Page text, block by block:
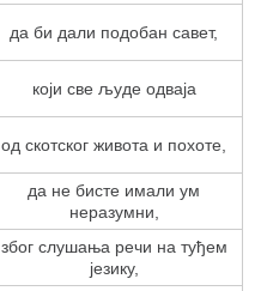
да би дали подобан савет,
који све људе одваја
од скотског живота и похоте,
да не бисте имали ум
неразумни,
због слушања речи на туђем
језику,